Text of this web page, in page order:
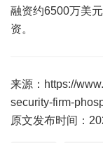
融资约6500万美
资。
来源：https://
security-firm-
原文发布时间：